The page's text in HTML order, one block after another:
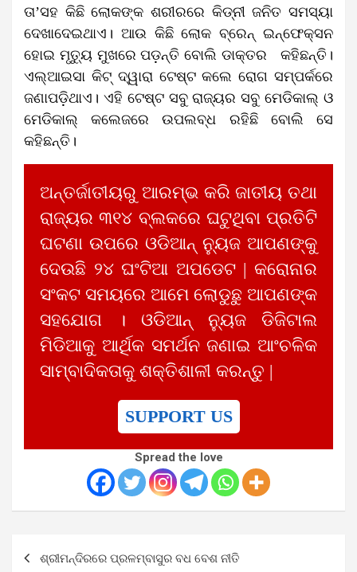
ତା’ସହ କିଛି ଲୋକଙ୍କ ଶରୀରରେ କିଡ୍‌ନୀ ଜନିତ ସମସ୍ୟା
ଦେଖାଦେଇଥାଏ। ଆଉ କିଛି ଲୋକ ବ୍ରେନ୍‌ ଇନ୍‌ଫେକ୍‌ସନ
ହୋଇ ମୃତ୍ୟୁ ମୁଖରେ ପଡ଼ନ୍ତି ବୋଲି ଡାକ୍ତର କହିଛନ୍ତି।
ଏଲ୍‌ଆଇସା କିଟ୍‌ ଦ୍ୱାରା ଟେଷ୍ଟ କଲେ ରୋଗ ସମ୍ପର୍କରେ
ଜଣାପଡ଼ିଥାଏ। ଏହି ଟେଷ୍ଟ ସବୁ ରାଜ୍ୟର ସବୁ ମେଡିକାଲ୍‌ ଓ
ମେଡିକାଲ୍‌ କଲେଜରେ ଉପଲବ୍ଧ ରହିଛି ବୋଲି ସେ
କହିଛନ୍ତି।
ଅନ୍ତର୍ଜାତୀୟରୁ ଆରମ୍ଭ କରି ଜାତୀୟ ତଥା
ରାଜ୍ୟର ୩୧୪ ବ୍ଲକରେ ଘଟୁଥିବା ପ୍ରତିଟି
ଘଟଣା ଉପରେ ଓଡିଆନ୍ ନ୍ୟୁଜ ଆପଣଙ୍କୁ
ଦେଉଛି ୨୪ ଘଂଟିଆ ଅପଡେଟ | କରୋନାର
ସଂକଟ ସମୟରେ ଆମେ ଲୋଡୁଛୁ ଆପଣଙ୍କ
ସହଯୋଗ । ଓଡିଆନ୍ ନ୍ୟୁଜ ଡିଜିଟାଲ
ମିଡିଆକୁ ଆର୍ଥିକ ସମର୍ଥନ ଜଣାଇ ଆଂଚଳିକ
ସାମ୍ବାଦିକତାକୁ ଶକ୍ତିଶାଳୀ କରନ୍ତୁ |
SUPPORT US
Spread the love
ଶ୍ରୀମନ୍ଦିରରେ ପ୍ରଳମ୍ବାସୁର ବଧ ବେଶ ନୀତି